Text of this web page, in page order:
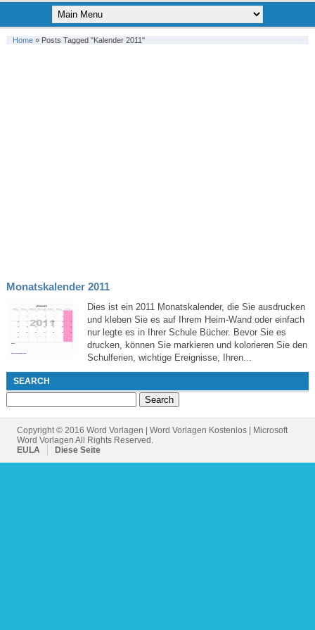
Home» Posts Tagged "kalender 2011"
Monatskalender 2011
Dies ist ein 2011 Monatskalender, die Sie ausdrucken
und kleben Sie es auf Ihrem Heim-Wand oder einfach
nur legte es in Ihrer Schule Bücher. Bevor Sie es
drucken, können Sie markieren und kolorieren Sie den
Schulferien, wichtige Ereignisse, Ihren...
SEARCH
for:
Copyright © 2016 Word Vorlagen | Word Vorlagen Kostenlos | Microsoft
Word Vorlagen All Rights Reserved.
EULA
Diese Seite